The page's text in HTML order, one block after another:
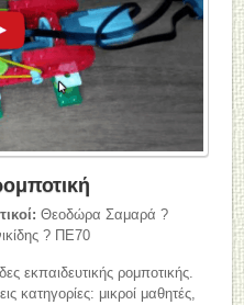
Θεοδώρα Σαμαρά ?
? ΠΕ70
εκπαιδευτικής ρομποτικής.
κατηγορίες: μικροί μαθητές,